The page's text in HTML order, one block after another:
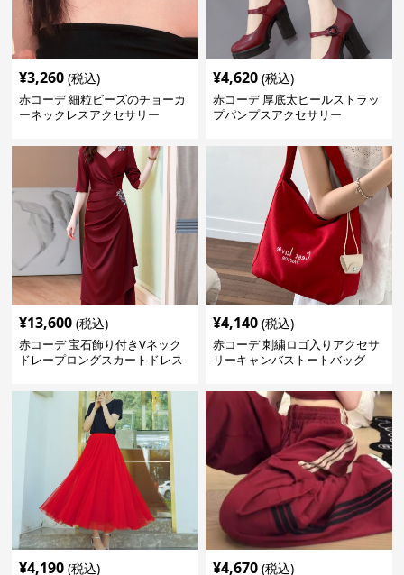
¥3,260 (税込)
赤コーデ 細粒ビーズのチョーカ
ーネックレスアクセサリー
¥4,620 (税込)
赤コーデ 厚底太ヒールストラッ
プパンプスアクセサリー
¥13,600 (税込)
赤コーデ 宝石飾り付きVネック
ドレープロングスカートドレス
¥4,140 (税込)
赤コーデ 刺繍ロゴ入りアクセサ
リーキャンバストートバッグ
¥4,190 (税込) ¥4,670 (税込)